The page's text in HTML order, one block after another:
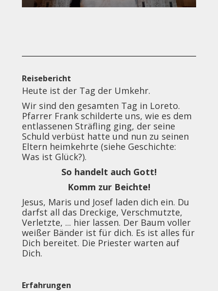
Reisebericht
Heute ist der Tag der Umkehr.
Wir sind den gesamten Tag in Loreto.
Pfarrer Frank schilderte uns, wie es dem
entlassenen Sträfling ging, der seine
Schuld verbüst hatte und nun zu seinen
Eltern heimkehrte (siehe Geschichte:
Was ist Glück?).
So handelt auch Gott!
Komm zur Beichte!
Jesus, Maris und Josef laden dich ein. Du
darfst all das Dreckige, Verschmutzte,
Verletzte, ... hier lassen. Der Baum voller
weißer Bänder ist für dich. Es ist alles für
Dich bereitet. Die Priester warten auf
Dich.
Erfahrungen